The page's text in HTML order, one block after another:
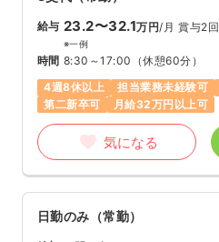
給与 23.2〜32.1万円/月 賞与2回
※一例
時間 8:30～17:00 （休憩60分）
4週8休以上
担当業務未経験可
第二新卒可
月給32万円以上可
気になる
日勤のみ（常勤）